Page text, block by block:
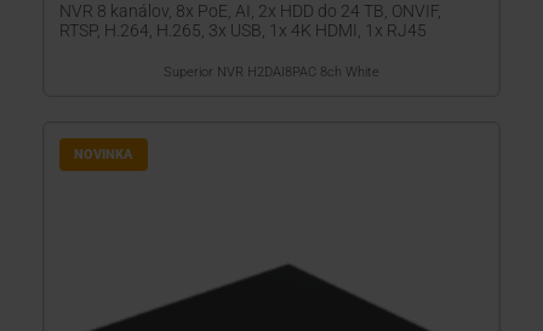
NVR 8 kanálov, 8x PoE, AI, 2x HDD do 24 TB, ONVIF,
RTSP, H.264, H.265, 3x USB, 1x 4K HDMI, 1x RJ45
Superior NVR H2DAI8PAC 8ch White
NOVINKA